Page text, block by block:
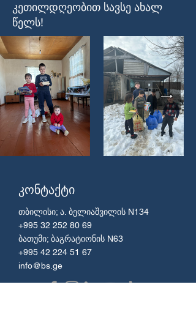
კეთილდღეობით სავსე ახალ
წელს!
კონტაქტი
თბილისი; ა. ბელიაშვილის N134
+995 32 252 80 69
ბათუმი; ბაგრატიონის N63
+995 42 224 51 67
info@bs.ge